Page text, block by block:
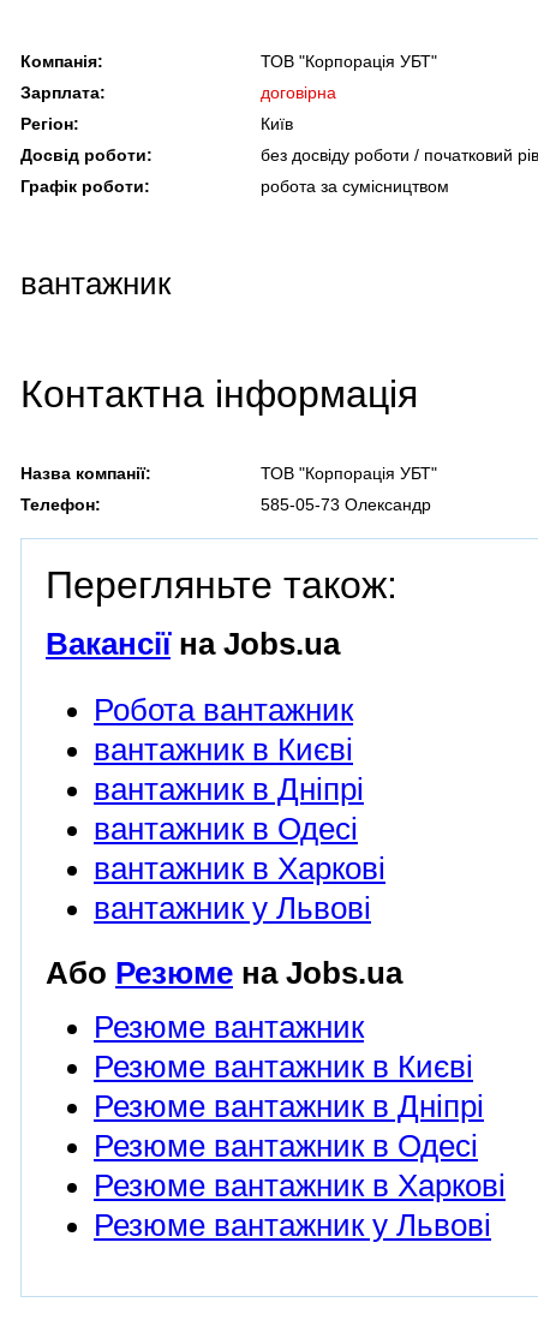
Компанія:
ТОВ "Корпорація УБТ"
Зарплата:
договірна
Регіон:
Київ
Досвід роботи:
без досвіду роботи / початковий
Графік роботи:
робота за сумісництвом
вантажник
Контактна інформація
Назва компанії:
ТОВ "Корпорація УБТ"
Телефон:
585-05-73 Олександр
Перегляньте також:
Вакансіїна Jobs.ua
Робота вантажник
вантажник в Києві
вантажник в Дніпрі
вантажник в Одесі
вантажник в Харкові
вантажник у Львові
Або Резюме на Jobs.ua
Резюме вантажник
Резюме вантажник в Києві
Резюме вантажник в Дніпрі
Резюме вантажник в Одесі
Резюме вантажник в Харкові
Резюме вантажник у Львові